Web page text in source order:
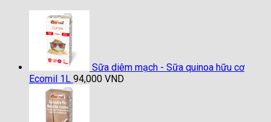
Sữa diêm mạch - Sữa quinoa hữu cơ
Ecomil 1L 94,000 VND